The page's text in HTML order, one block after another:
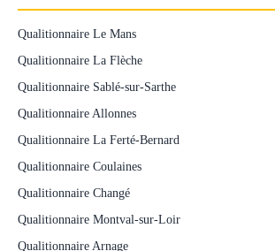
Qualitionnaire Le Mans
Qualitionnaire La Flèche
Qualitionnaire Sablé-sur-Sarthe
Qualitionnaire Allonnes
Qualitionnaire La Ferté-Bernard
Qualitionnaire Coulaines
Qualitionnaire Changé
Qualitionnaire Montval-sur-Loir
Qualitionnaire Arnage